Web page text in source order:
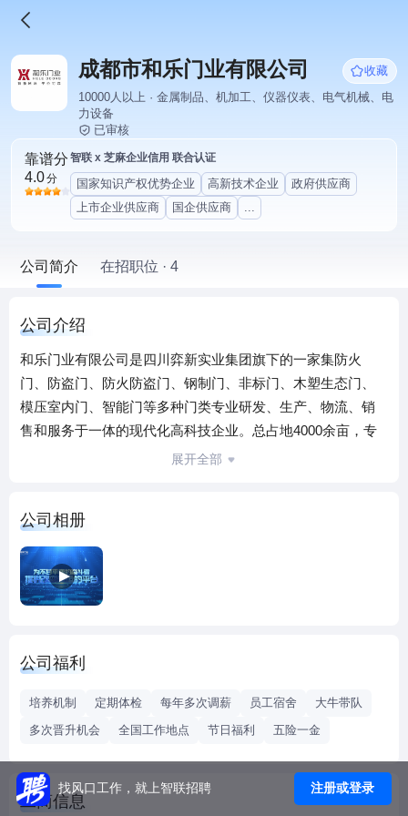
成都市和乐门业有限公司
收藏
10000人以上 · 金属制品、机加工、仪器仪表、电气机械、电
力设备
已审核
靠谱分
4.0分
智联 x 芝麻企业信用 联合认证
国家知识产权优势企业 高新技术企业
政府供应商
上市企业供应商
国企供应商 ...
公司简介 在招职位 · 4
公司介绍
和乐门业有限公司是四川弈新实业集团旗下的一家集防火
门、防盗门、防火防盗门、钢制门、非标门、木塑生态门、
模压室内门、智能门等多种门类专业研发、生产、物流、销
售和服务于一体的现代化高科技企业。总占地4000余亩，专
业生产线六条，日产高、中、低档门30000余樘。其中，专业
30亿元人民币，是一家产业多元化、战略多元化的集团公
司。经过二十余年的快速发展，广泛涉足电子信息、门产
品、化工、家居装饰、新能源、物流等多个领域，形成了门
业、电子信息业、电动车、锁具、化工、智能家居、家装等
山东和乐门业有限公司、浙江合扬锁业有限公司、好运达物
南亚、中东、欧洲、非洲、澳大利亚等地区，建立了遍布全
国各大中城市营销网点、办事处200余个。集团在四川、湖
北、山东、浙江等地区拥有八大生产、物流及人才培养基
地，总占地面积4000余亩，员工10000余人，总资产近140
展开全部
公司相册
公司福利
培养机制 定期体检 每年多次调薪 员工宿舍
大牛带队
多次晋升机会
全国工作地点 节日福利 五险一金
工商信息
找风口工作，就上智联招聘 注册或登录